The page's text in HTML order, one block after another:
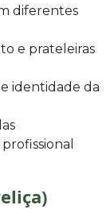
diferentes
e prateleiras
identidade da